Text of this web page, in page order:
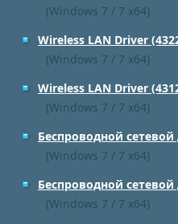
(Windows 7 / 7 x64)
Wireless LAN Driver
(Windows 7 / 7 x64)
Wireless LAN Driver
(Windows 7 / 7 x64)
Беспроводной сетевой
(Windows 7 / 7 x64)
Беспроводной сетевой
(Windows 7 / 7 x64)